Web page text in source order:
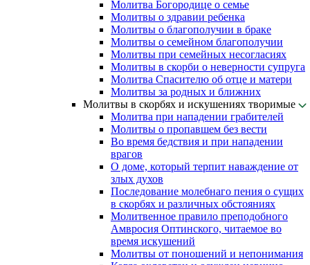
Молитва Богородице о семье
Молитвы о здравии ребенка
Молитвы о благополучии в браке
Молитвы о семейном благополучии
Молитвы при семейных несогласиях
Молитвы в скорби о неверности супруга
Молитва Спасителю об отце и матери
Молитвы за родных и ближних
Молитвы в скорбях и искушениях творимые
Молитва при нападении грабителей
Молитвы о пропавшем без вести
Во время бедствия и при нападении
врагов
О доме, который терпит наваждение от
злых духов
Последование молебнаго пения о сущих
в скорбях и различных обстояниях
Молитвенное правило преподобного
Амвросия Оптинского, читаемое во
время искушений
Молитвы от поношений и непонимания